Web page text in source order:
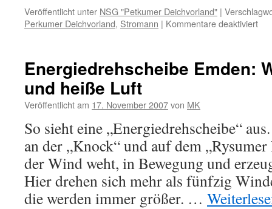
Veröffentlicht unter NSG "Petkumer Deichvorland" |
Perkumer Deichvorland, Stromann | Kommentare deaktiviertfür
Energiedrehscheibe Emden:
und heiße Luft
Veröffentlicht am 17. November 2007von MK
So sieht eine „Energiedrehscheibe“
an der „Knock“ und auf dem
der Wind weht, in Bewegung und
Hier drehen sich mehr als fünfzig
die werden immer größer. …